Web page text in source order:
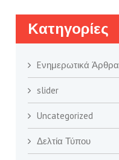
Kατηγορίες
Eνημερωτικά Άρθρα
slider
Uncategorized
Δελτία Τύπου